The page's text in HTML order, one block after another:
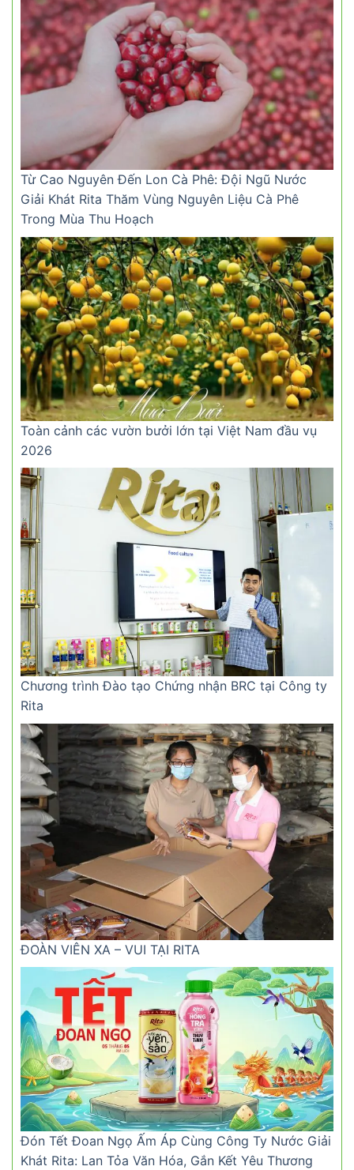
Từ Cao Nguyên Đến Lon Cà Phê: Đội Ngũ Nước
Giải Khát Rita Thăm Vùng Nguyên Liệu Cà Phê
Trong Mùa Thu Hoạch
Toàn cảnh các vườn bưởi lớn tại Việt Nam đầu vụ
2026
Chương trình Đào tạo Chứng nhận BRC tại Công ty
Rita
ĐOÀN VIÊN XA – VUI TẠI RITA
Đón Tết Đoan Ngọ Ấm Áp Cùng Công Ty Nước Giải
Khát Rita: Lan Tỏa Văn Hóa, Gắn Kết Yêu Thương